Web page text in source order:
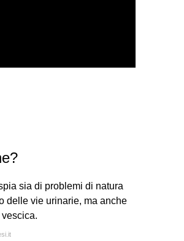
sia di problemi di natura
delle vie urinarie, ma anche